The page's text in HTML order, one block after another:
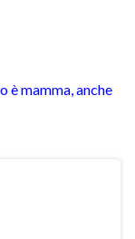
è mamma, anche